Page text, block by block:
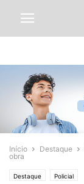
Início Destaque
obra
Destaque Policial